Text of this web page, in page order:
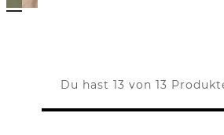
Du hast 13 von 13